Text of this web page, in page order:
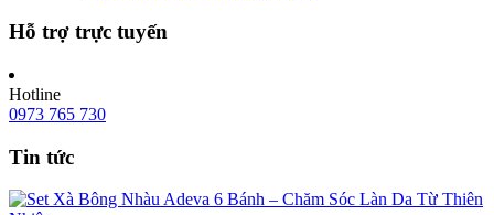
Hỗ trợ trực tuyến
Hotline
0973 765 730
Tin tức